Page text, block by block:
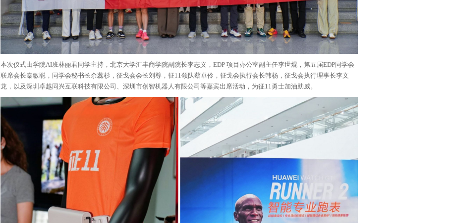
本次仪式由学院AI班林丽君同学主持，北京大学汇丰商学院副院长李志义，EDP 项目办公室副主任李世焜，第五届EDP同学会
联席会长秦敏聪，同学会秘书长余蕊杉，征戈会会长刘尊，征11领队蔡卓伶，征戈会执行会长韩杨，征戈会执行理事长李文
龙，以及深圳卓越同兴互联科技有限公司、深圳市创智机器人有限公司等嘉宾出席活动，为征11勇士加油助威。